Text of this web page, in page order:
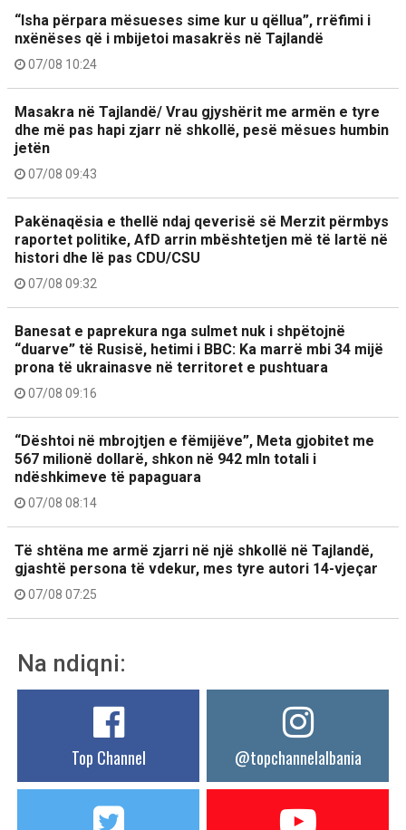
“Isha përpara mësueses sime kur u qëllua”, rrëfimi i
nxënëses që i mbijetoi masakrës në Tajlandë
07/08 10:24
Masakra në Tajlandë/ Vrau gjyshërit me armën e tyre
dhe më pas hapi zjarr në shkollë, pesë mësues humbin
jetën
07/08 09:43
Pakënaqësia e thellë ndaj qeverisë së Merzit përmbys
raportet politike, AfD arrin mbështetjen më të lartë në
histori dhe lë pas CDU/CSU
07/08 09:32
Banesat e paprekura nga sulmet nuk i shpëtojnë
“duarve” të Rusisë, hetimi i BBC: Ka marrë mbi 34 mijë
prona të ukrainasve në territoret e pushtuara
07/08 09:16
“Dështoi në mbrojtjen e fëmijëve”, Meta gjobitet me
567 milionë dollarë, shkon në 942 mln totali i
ndëshkimeve të papaguara
07/08 08:14
Të shtëna me armë zjarri në një shkollë në Tajlandë,
gjashtë persona të vdekur, mes tyre autori 14-vjeçar
07/08 07:25
Na ndiqni:
Top Channel @topchannelalbania